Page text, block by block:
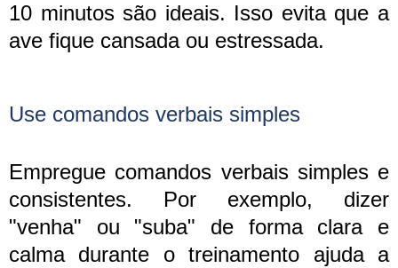
10 minutos são ideais. Isso evita que a
ave fique cansada ou estressada.
Use comandos verbais simples
Empregue comandos verbais simples e
consistentes. Por exemplo, dizer
"venha" ou "suba" de forma clara e
calma durante o treinamento ajuda a